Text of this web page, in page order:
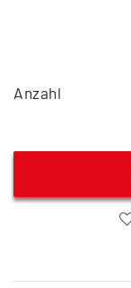
Anzahl